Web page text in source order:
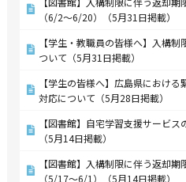
（6/2～6/20）（5月31日掲載）
【学生・教職員の皆様へ】入構
ついて（5月31日掲載）
【学生の皆様へ】広島県におけ
対応について（5月28日掲載）
【図書館】自宅学習支援サービ
（5月14日掲載）
【図書館】入構制限に伴う返却
（5/17～6/1）（5月14日掲載）